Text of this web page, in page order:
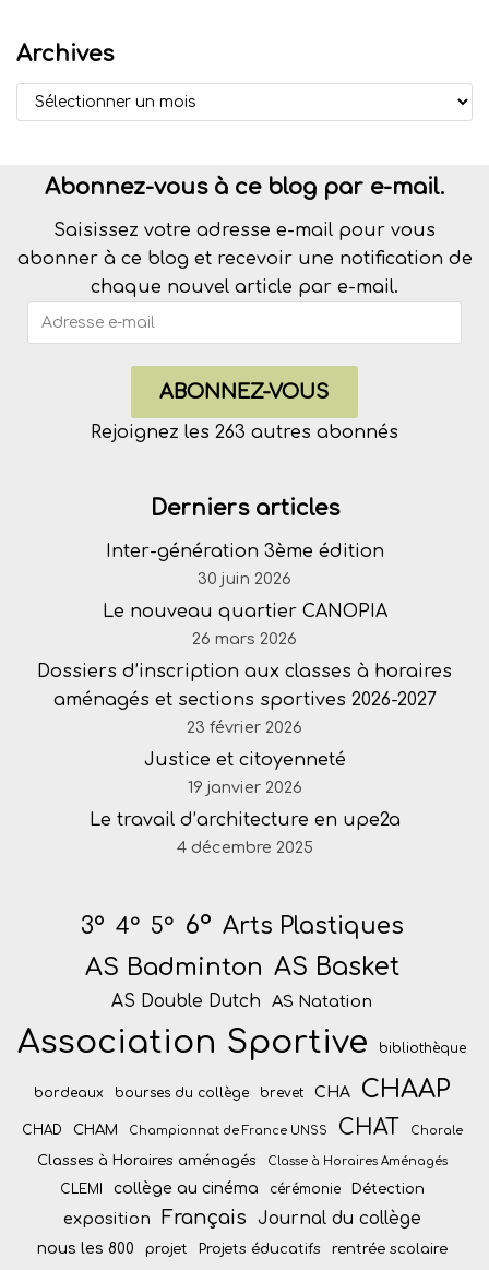
Archives
Abonnez-vous à ce blog par e-mail.
Saisissez votre adresse e-mail pour vous
abonner à ce blog et recevoir une notification de
chaque nouvel article par e-mail.
ABONNEZ-VOUS
Rejoignez les 263 autres abonnés
Derniers articles
Inter-génération 3ème édition
30 juin 2026
Le nouveau quartier CANOPIA
26 mars 2026
Dossiers d’inscription aux classes à horaires
aménagés et sections sportives 2026-2027
23 février 2026
Justice et citoyenneté
19 janvier 2026
Le travail d’architecture en upe2a
4 décembre 2025
3° 4° 5° 6° Arts Plastiques
AS Badminton AS Basket
AS Double Dutch AS Natation
Association Sportive bibliothèque
bordeaux bourses du collège brevet CHA CHAAP
CHAD CHAM Championnat de France UNSS CHAT Chorale
Classes à Horaires aménagés Classe à Horaires Aménagés
CLEMI collège au cinéma cérémonie Détection
exposition Français Journal du collège
nous les 800 projet Projets éducatifs rentrée scolaire